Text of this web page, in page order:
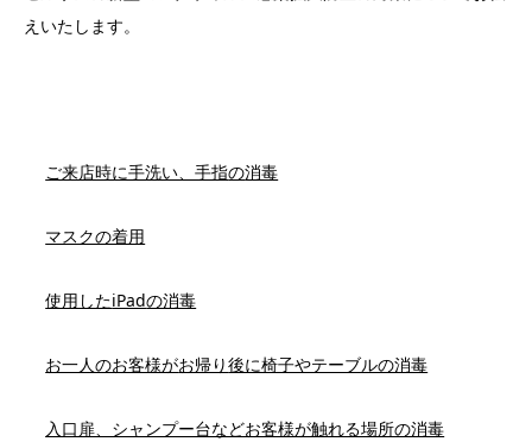
えいたします。
ご来店時に手洗い、手指の消毒
マスクの着用
使用したiPadの消毒
お一人のお客様がお帰り後に椅子やテーブルの消毒
入口扉、シャンプー台などお客様が触れる場所の消毒